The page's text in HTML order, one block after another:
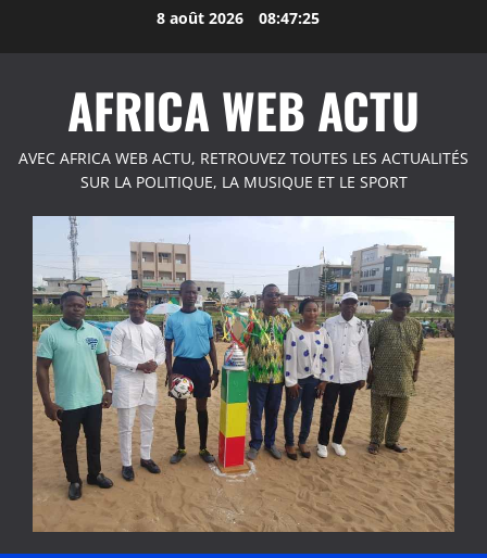
8 août 2026 08:47:26
AFRICA WEB ACTU
AVEC AFRICA WEB ACTU, RETROUVEZ TOUTES LES ACTUALITÉS
SUR LA POLITIQUE, LA MUSIQUE ET LE SPORT